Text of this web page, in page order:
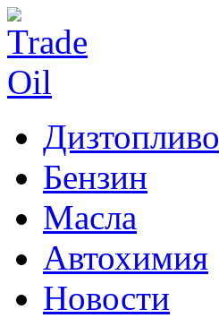
Дизтопливо
Бензин
Масла
Автохимия
Новости